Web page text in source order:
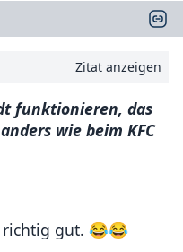
Zitat anzeigen
funktionieren, das
wie beim KFC
richtig gut. 😂😂